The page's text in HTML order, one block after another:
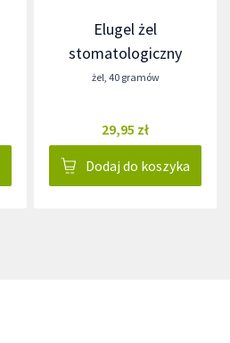
Elugel żel
stomatologiczny
żel 40 gramów
29,95 zł
Dodaj do koszyka